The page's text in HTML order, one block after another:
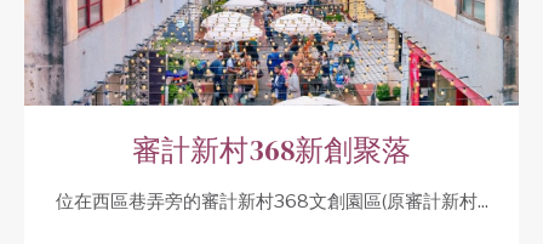
審計新村368新創聚落
位在西區巷弄旁的審計新村368文創園區(原審計新村...